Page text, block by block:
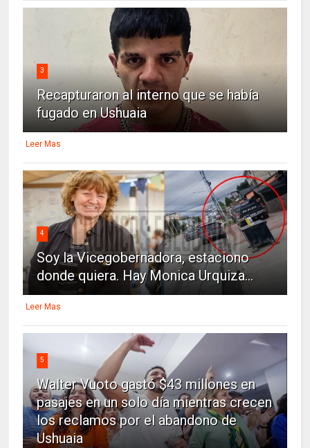
3
Recapturaron al interno que se había
fugado en Ushuaia
Leer Mas
4
Soy la Vicegobernadora, estaciono
donde quiera. Hay Monica Urquiza...
Leer Mas
5
Walter Vuoto gastó $43 millones en
pasajes en un solo día mientras crecen
los reclamos por el abandono de
Ushuaia